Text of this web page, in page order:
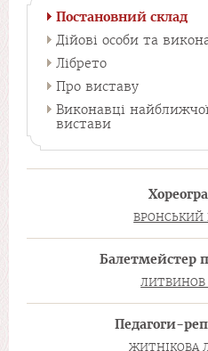
Постановний склад
Дійові особи та
Лібрето
Про виставу
Виконавці
вистави
ВРОНСЬКИЙ
Балетмейстер
ЛИТВИНОВ
Педагоги-
ЖИТНІКОВА